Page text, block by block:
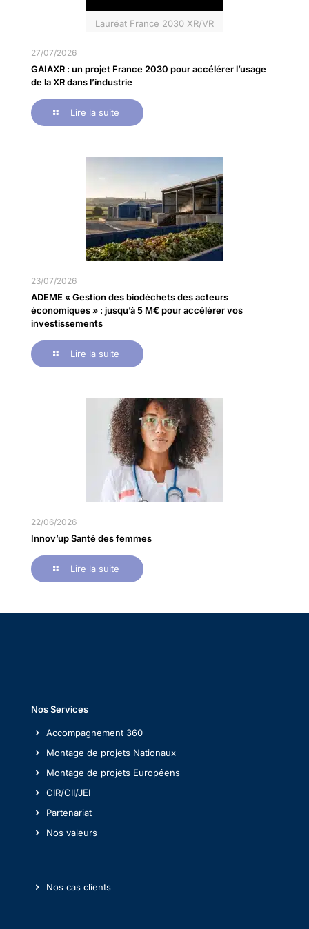
Lauréat France 2030 XR/VR
27/07/2026
GAIAXR : un projet France 2030 pour accélérer l’usage
de la XR dans l’industrie
Lire la suite
23/07/2026
ADEME « Gestion des biodéchets des acteurs
économiques » : jusqu’à 5 M€ pour accélérer vos
investissements
Lire la suite
22/06/2026
Innov’up Santé des femmes
Lire la suite
Nos Services
Accompagnement 360
Montage de projets Nationaux
Montage de projets Européens
CIR/CII/JEI
Partenariat
Nos valeurs
Nos cas clients